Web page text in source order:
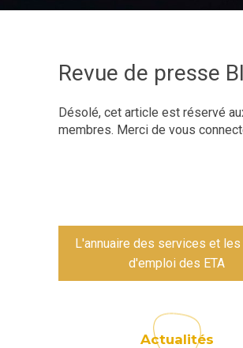
Revue de presse
Désolé, cet article est réservé
membres. Merci de vous
L'annuaire des services et
d'emploi des ETA
Actualités